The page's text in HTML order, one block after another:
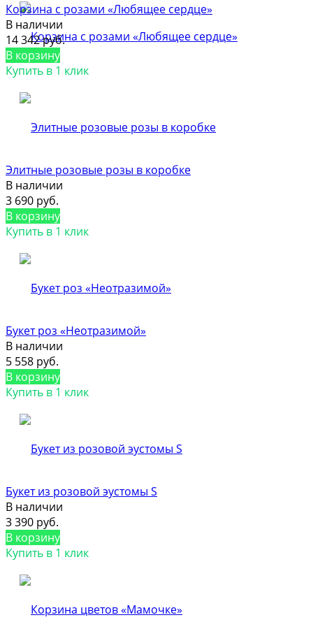
Корзина с розами «Любящее сердце»
В наличии
14 342 руб.
В корзину
Купить в 1 клик
Элитные розовые розы в коробке
В наличии
3 690 руб.
В корзину
Купить в 1 клик
Букет роз «Неотразимой»
В наличии
5 558 руб.
В корзину
Купить в 1 клик
Букет из розовой эустомы S
В наличии
3 390 руб.
В корзину
Купить в 1 клик